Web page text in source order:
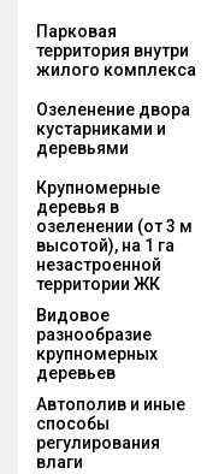
Парковая
территория внутри
жилого комплекса
Озеленение двора
кустарниками и
деревьями
Крупномерные
деревья в
озеленении (от 3 м
высотой), на 1 га
незастроенной
территории ЖК
Видовое
разнообразие
крупномерных
деревьев
Автополив и иные
способы
регулирования
влаги